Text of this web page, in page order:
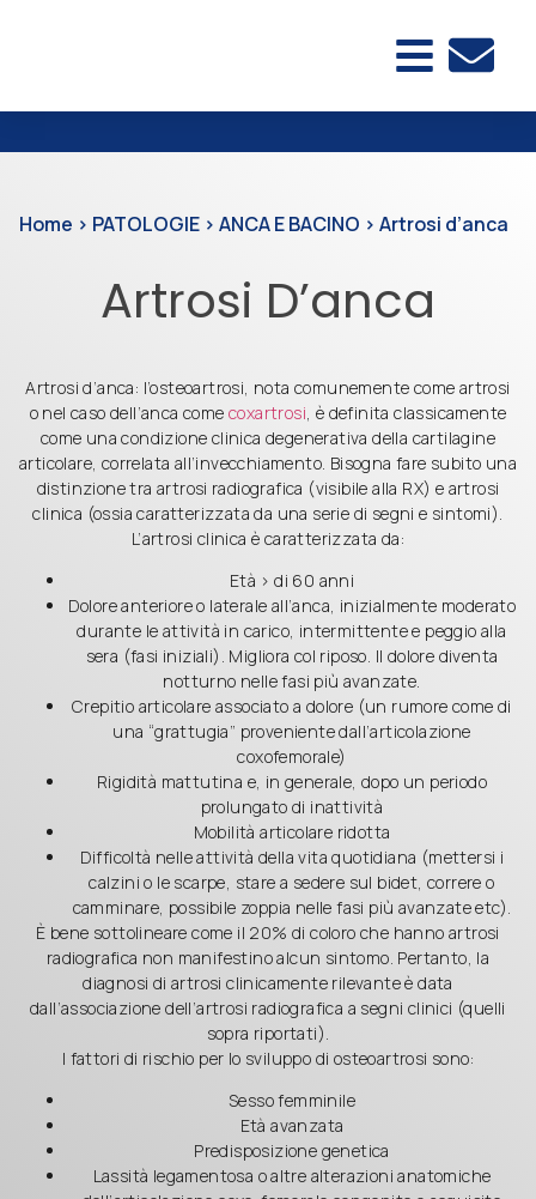
Home > PATOLOGIE > ANCA E BACINO > Artrosi d’anca
Artrosi D’anca
Artrosi d’anca: l’osteoartrosi, nota comunemente come artrosi
o nel caso dell’anca come coxartrosi , è definita classicamente
come una condizione clinica degenerativa della cartilagine
articolare, correlata all’invecchiamento. Bisogna fare subito una
distinzione tra artrosi radiografica (visibile alla RX) e artrosi
clinica (ossia caratterizzata da una serie di segni e sintomi).
L’artrosi clinica è caratterizzata da:
Età > di 60 anni
Dolore anteriore o laterale all’anca, inizialmente moderato
durante le attività in carico, intermittente e peggio alla
sera (fasi iniziali). Migliora col riposo. Il dolore diventa
notturno nelle fasi più avanzate.
Crepitio articolare associato a dolore (un rumore come di
una “grattugia” proveniente dall’articolazione
coxofemorale)
Rigidità mattutina e, in generale, dopo un periodo
prolungato di inattività
Mobilità articolare ridotta
Difficoltà nelle attività della vita quotidiana (mettersi i
calzini o le scarpe, stare a sedere sul bidet, correre o
camminare, possibile zoppia nelle fasi più avanzate etc).
È bene sottolineare come il 20% di coloro che hanno artrosi
radiografica non manifestino alcun sintomo. Pertanto, la
diagnosi di artrosi clinicamente rilevante è data
dall’associazione dell’artrosi radiografica a segni clinici (quelli
sopra riportati).
I fattori di rischio per lo sviluppo di osteoartrosi sono:
Sesso femminile
Età avanzata
Predisposizione genetica
Lassità legamentosa o altre alterazioni anatomiche